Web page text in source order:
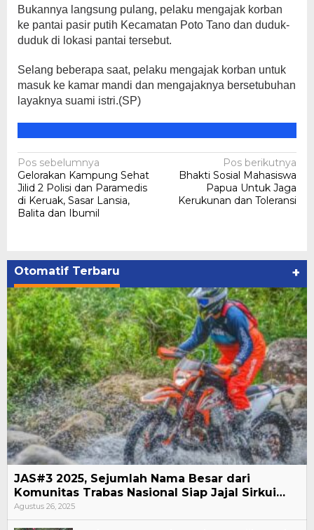
Bukannya langsung pulang, pelaku mengajak korban
ke pantai pasir putih Kecamatan Poto Tano dan duduk-
duduk di lokasi pantai tersebut.
Selang beberapa saat, pelaku mengajak korban untuk
masuk ke kamar mandi dan mengajaknya bersetubuhan
layaknya suami istri.(SP)
Navigasi
pos
Pos sebelumnya
Gelorakan Kampung Sehat
Jilid 2 Polisi dan Paramedis
di Keruak, Sasar Lansia,
Balita dan Ibumil
Pos berikutnya
Bhakti Sosial Mahasiswa
Papua Untuk Jaga
Kerukunan dan Toleransi
Otomatif Terbaru +
JAS#3 2025, Sejumlah Nama Besar dari
Komunitas Trabas Nasional Siap Jajal Sirkui…
Agustus 26, 2025